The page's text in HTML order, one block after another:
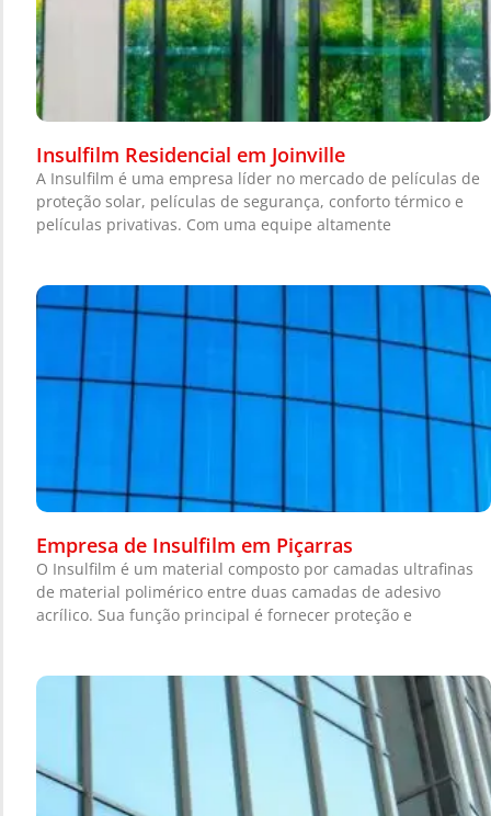
Insulfilm Residencial em Joinville
A Insulfilm é uma empresa líder no mercado de películas de
proteção solar, películas de segurança, conforto térmico e
películas privativas. Com uma equipe altamente
Empresa de Insulfilm em Piçarras
O Insulfilm é um material composto por camadas ultrafinas
de material polimérico entre duas camadas de adesivo
acrílico. Sua função principal é fornecer proteção e